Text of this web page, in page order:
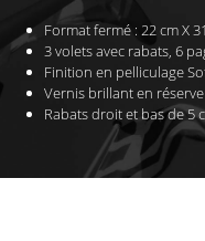
Format fermé : 22 cm X
3 volets avec rabats, 6
Finition en pelliculage
Vernis brillant en
Rabats droit et bas de 5